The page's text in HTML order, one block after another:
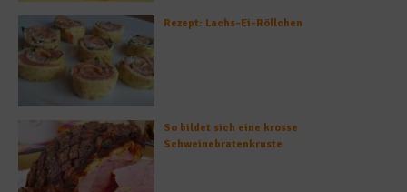
Rezept: Lachs-Ei-Röllchen
So bildet sich eine krosse
Schweinebratenkruste